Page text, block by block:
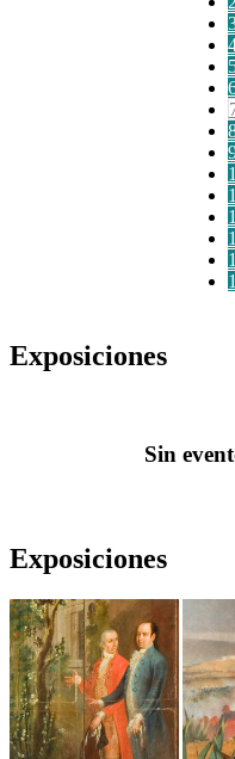
Exposiciones
Sin
Exposiciones